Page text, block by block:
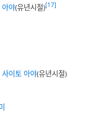
아야(유년시절)[17]
사이토 아야(유년시절)